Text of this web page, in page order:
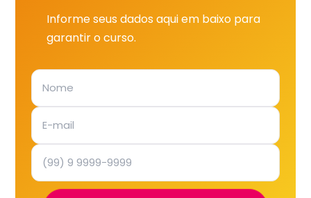
Informe seus dados aqui em baixo para
garantir o curso.